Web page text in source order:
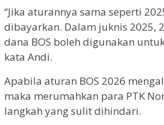
“Jika aturannya sama seperti
dibayarkan. Dalam juknis 2025,
dana BOS boleh digunakan
kata Andi.
Apabila aturan BOS 2026
maka merumahkan para PTK
langkah yang sulit dihindari.